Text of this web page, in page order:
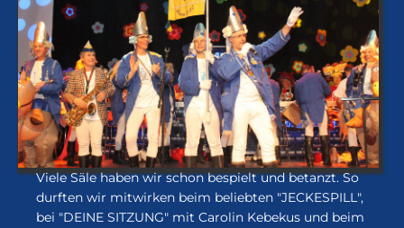
Viele Säle haben wir schon bespielt und betanzt. So
durften wir mitwirken beim beliebten "JECKESPILL",
bei "DEINE SITZUNG" mit Carolin Kebekus und beim